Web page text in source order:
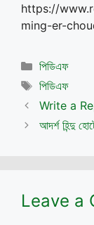
https://
ming-er-
Categories
পিডিএফ
Tags
পিডিএফ
Write a
আদর্শ হিন্দু
Leave a